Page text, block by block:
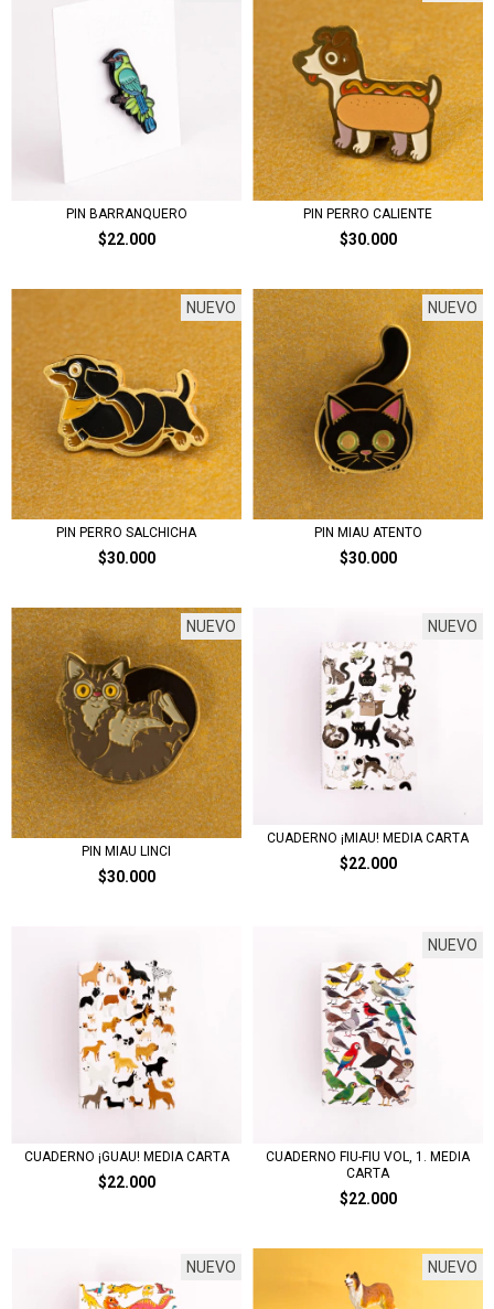
PIN BARRANQUERO
$22.000
PIN PERRO CALIENTE
$30.000
NUEVO
PIN PERRO SALCHICHA
$30.000
NUEVO
PIN MIAU ATENTO
$30.000
NUEVO
PIN MIAU LINCI
$30.000
NUEVO
CUADERNO ¡MIAU! MEDIA CARTA
$22.000
CUADERNO ¡GUAU! MEDIA CARTA
$22.000
NUEVO
CUADERNO FIU-FIU VOL, 1. MEDIA
CARTA
$22.000
NUEVO NUEVO